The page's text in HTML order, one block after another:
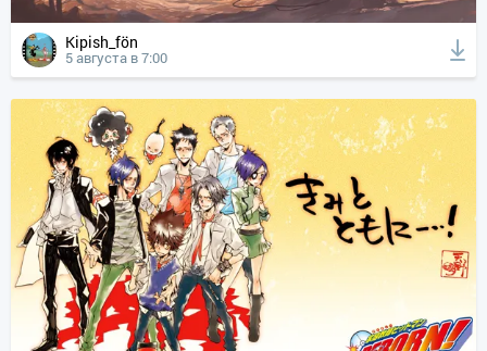
Kipish_fön
5 августа в 7:00